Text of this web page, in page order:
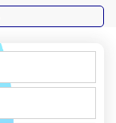
【申请成功】